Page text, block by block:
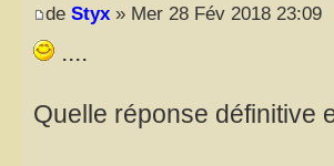
de Styx » Mer 28 Fév 2018 23:09
....
Quelle réponse définitive